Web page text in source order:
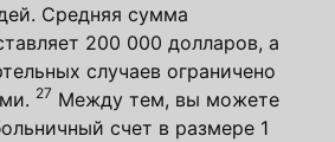
Средняя сумма
200 000 долларов, а
случаев ограничено
27 Между тем, вы можете
счет в размере 1